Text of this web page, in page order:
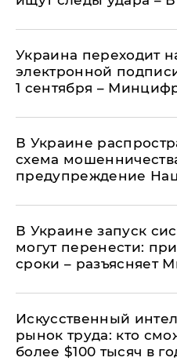
Украина переходит
электронной
1 сентября –
В Украине
схема
предупреждение
В Украине запуск
могут перенести:
сроки – разъясняет
Искусственный
рынок труда: кто
более $100 тысяч в